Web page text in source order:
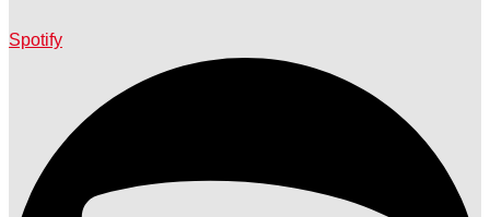
Spotify